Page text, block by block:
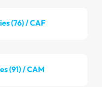
(76) / CAF
(91) / CAM